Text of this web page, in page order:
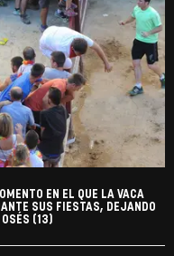
EN EL QUE LA VACA
SUS FIESTAS, DEJANDO
OSÉS (13)